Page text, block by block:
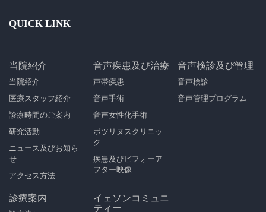
QUICK LINK
当院紹介
当院紹介
医療スタッフ紹介
診療時間のご案内
研究活動
ニュース及びお知ら
せ
アクセス方法
音声疾患及び治療
声帯疾患
音声手術
音声女性化手術
ボツリヌスクリニッ
ク
疾患及びビフォーア
フター映像
音声検診及び管理
音声検診
音声管理プログラム
診療案内
イェソンコミュニ
ティー